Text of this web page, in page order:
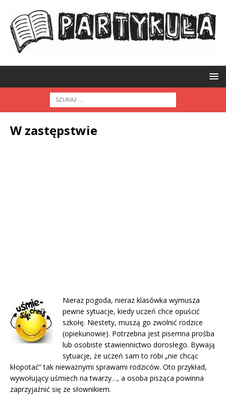
W zastępstwie
Nieraz pogoda, nieraz klasówka wymusza
pewne sytuacje, kiedy uczeń chce opuścić
szkołę. Niestety, muszą go zwolnić rodzice
(opiekunowie). Potrzebna jest pisemna prośba
lub osobiste stawiennictwo dorosłego. Bywają
sytuacje, że uczeń sam to robi „nie chcąc
kłopotać” tak nieważnymi sprawami rodziców. Oto przykład,
wywołujący uśmiech na twarzy…, a osoba pisząca powinna
zaprzyjaźnić się ze słownikiem.